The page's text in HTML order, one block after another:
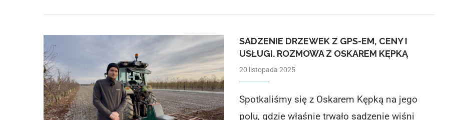
SADZENIE DRZEWEK Z GPS-EM, CENY I
USŁUGI. ROZMOWA Z OSKAREM KĘPKĄ
20 listopada 2025
Spotkaliśmy się z Oskarem Kępką na jego
polu, gdzie właśnie trwało sadzenie wiśni